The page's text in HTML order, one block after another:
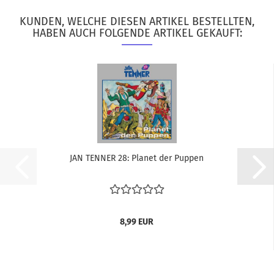
KUNDEN, WELCHE DIESEN ARTIKEL BESTELLTEN,
HABEN AUCH FOLGENDE ARTIKEL GEKAUFT:
JAN TEN­NER 28: Pla­net der Pup­pen
8,99 EUR